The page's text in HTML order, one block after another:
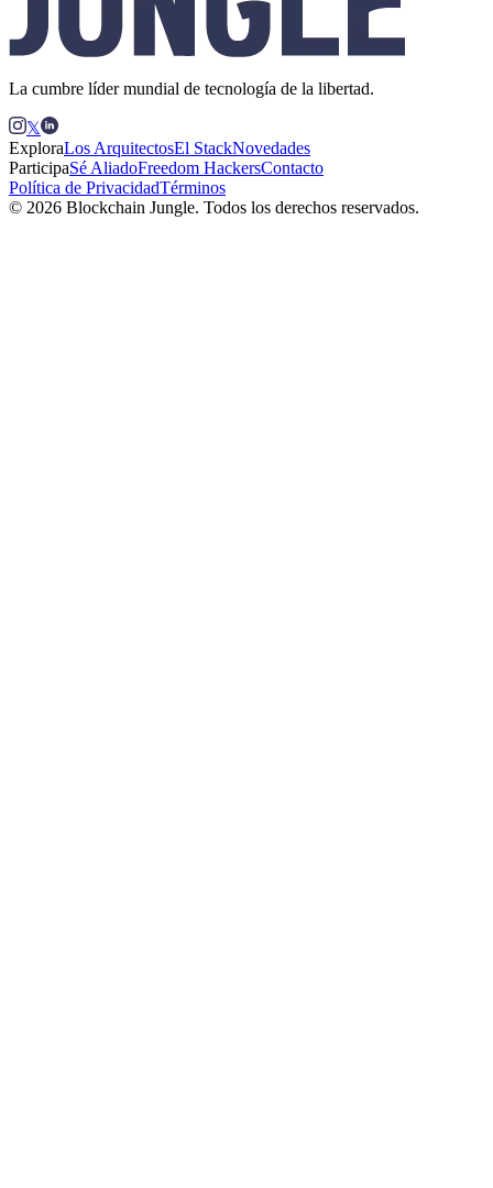
La cumbre líder mundial de tecnología de la libertad.
𝕏
ExploraLos ArquitectosEl StackNovedades
ParticipaSé AliadoFreedom HackersContacto
Política de PrivacidadTérminos
© 2026 Blockchain Jungle. Todos los derechos reservados.